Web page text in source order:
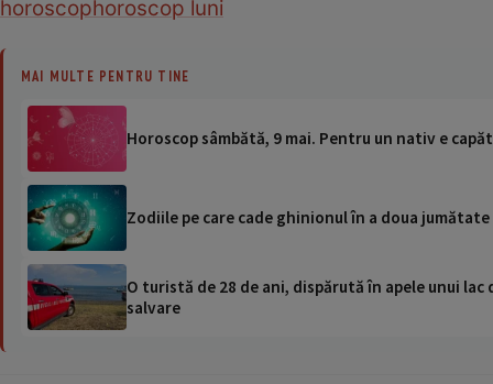
horoscophoroscop luni
MAI MULTE PENTRU TINE
Horoscop sâmbătă, 9 mai. Pentru un nativ e
Zodiile pe care cade ghinionul în a doua
O turistă de 28 de ani, dispărută în apele unui
salvare